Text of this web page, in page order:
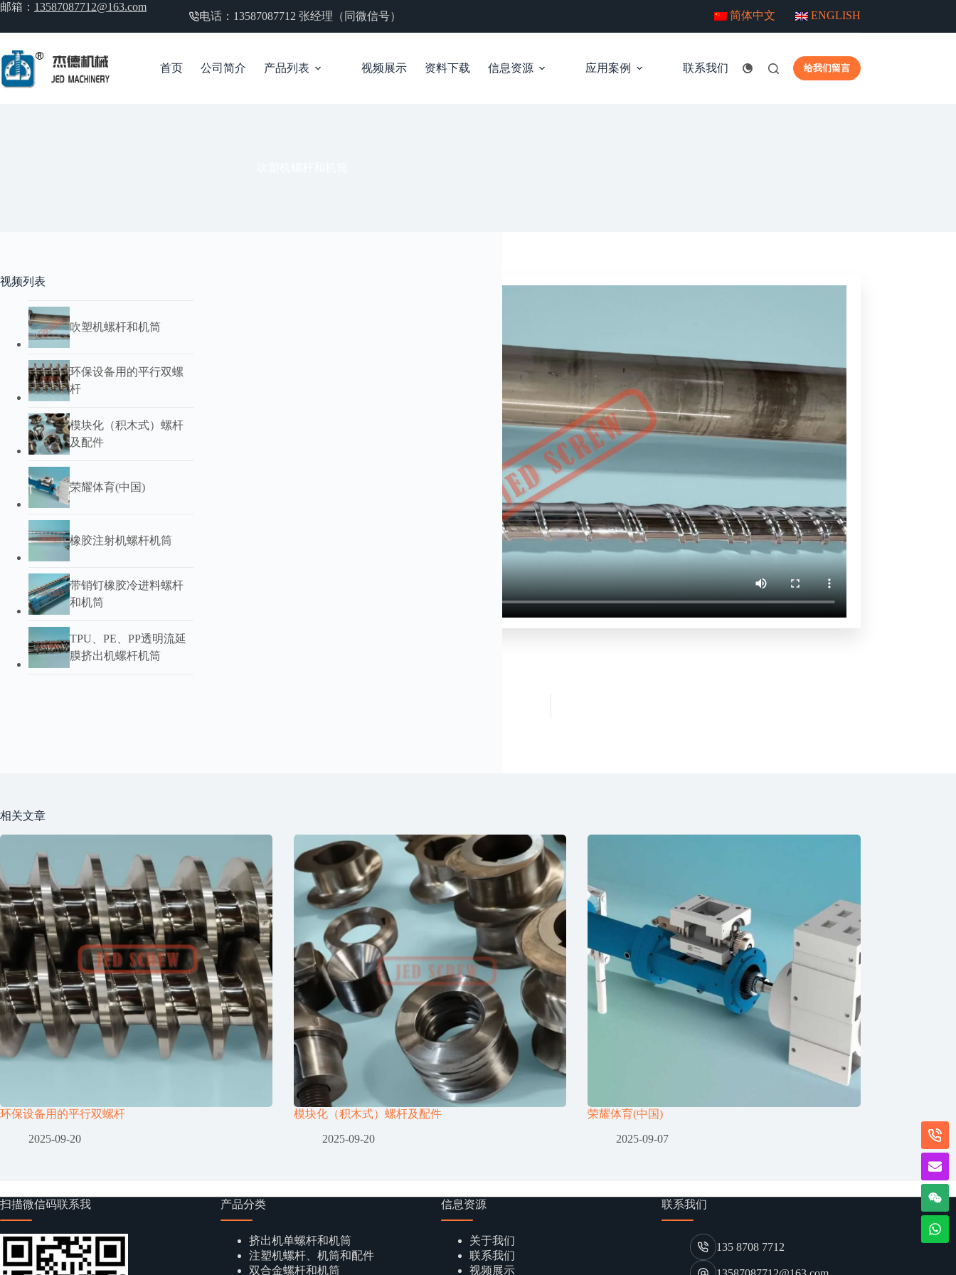
跳
内
邮箱： 13587087712@163.com
电话：13587087712 张经理（同微信号） 简体中文 ENGLISH
首页 公司简介 产品列表 视频展示 资料下载 信息资源 应用案例 联系我们 给我们留言
视频列表
吹塑机螺杆和机筒
环保设备用的平行双螺
杆
模块化（积木式）螺杆
及配件
荣耀体育(中国)
橡胶注射机螺杆机筒
带销钉橡胶冷进料螺杆
和机筒
TPU、PE、PP透明流延
膜挤出机螺杆机筒
相关文章
环保设备用的平行双螺杆
2025-09-20
模块化（积木式）螺杆及配件
2025-09-20
荣耀体育(中国)
2025-09-07
扫描微信码联系我 产品分类
挤出机单螺杆和机筒
注塑机螺杆、机筒和配件
双合金螺杆和机筒
信息资源
关于我们
联系我们
视频展示
联系我们
135 8708 7712